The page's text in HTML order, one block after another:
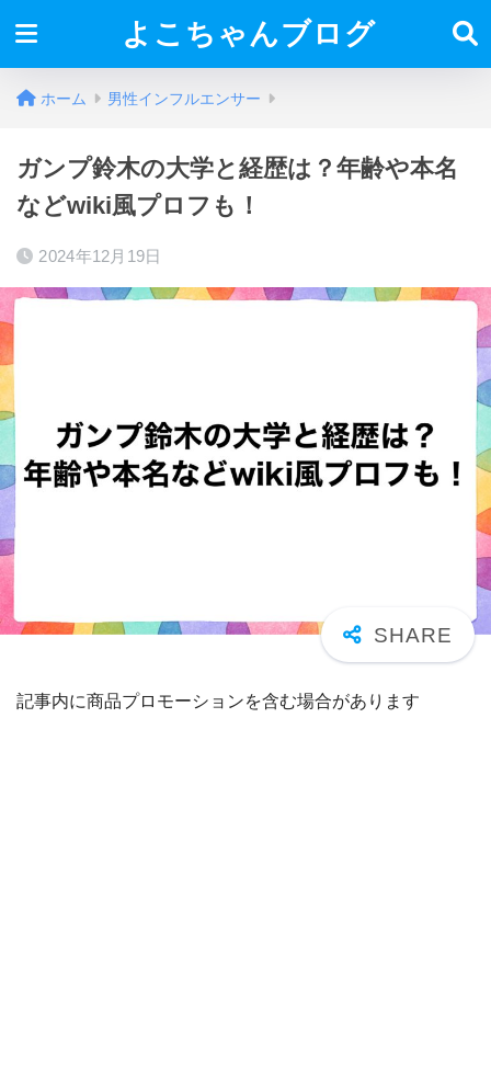
よこちゃんブログ
ホーム 男性インフルエンサー
ガンプ鈴木の大学と経歴は？年齢や本名
などwiki風プロフも！
2024年12月19日
記事内に商品プロモーションを含む場合があります